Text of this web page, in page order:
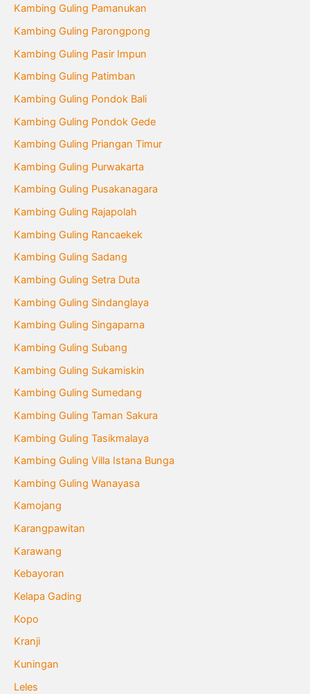
Kambing Guling Pamanukan
Kambing Guling Parongpong
Kambing Guling Pasir Impun
Kambing Guling Patimban
Kambing Guling Pondok Bali
Kambing Guling Pondok Gede
Kambing Guling Priangan Timur
Kambing Guling Purwakarta
Kambing Guling Pusakanagara
Kambing Guling Rajapolah
Kambing Guling Rancaekek
Kambing Guling Sadang
Kambing Guling Setra Duta
Kambing Guling Sindanglaya
Kambing Guling Singaparna
Kambing Guling Subang
Kambing Guling Sukamiskin
Kambing Guling Sumedang
Kambing Guling Taman Sakura
Kambing Guling Tasikmalaya
Kambing Guling Villa Istana Bunga
Kambing Guling Wanayasa
Kamojang
Karangpawitan
Karawang
Kebayoran
Kelapa Gading
Kopo
Kranji
Kuningan
Leles